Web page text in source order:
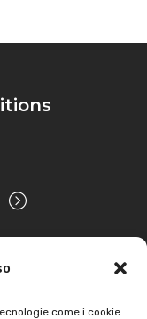
come i cookie